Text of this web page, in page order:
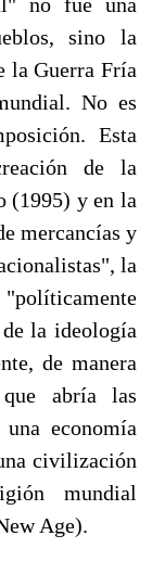
sino la
la Guerra Fría
No es
Esta
de la
(1995) y en la
mercancías y
la
la ideología
de manera
abría las
economía
civilización
mundial
Age).